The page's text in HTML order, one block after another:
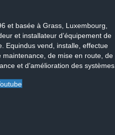
et basée à Grass, Luxembourg,
et installateur d’équipement de
Equindus vend, installe, effectue
maintenance, de mise en route, de
et d’amélioration des systèmes.